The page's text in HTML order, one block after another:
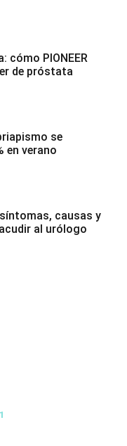
cómo PIONEER
de próstata
se
en verano
causas y
al urólogo
1